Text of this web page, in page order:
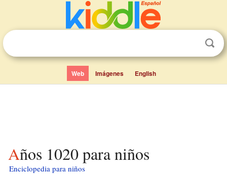
Web Imágenes English
Años 1020 para niños
Enciclopedia para niños